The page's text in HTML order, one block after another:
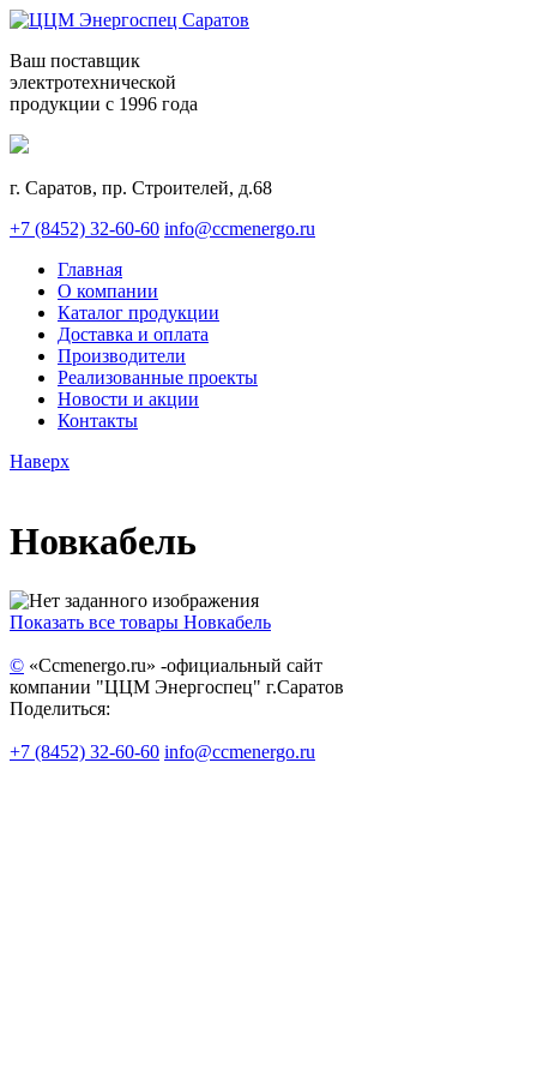
Ваш поставщик
электротехнической
продукции с 1996 года
г. Саратов, пр. Строителей, д.68
+7 (8452) 32-60-60 info@ccmenergo.ru
Главная
О компании
Каталог продукции
Доставка и оплата
Производители
Реализованные проекты
Новости и акции
Контакты
Наверх
Новкабель
Показать все товары Новкабель
© «Ccmenergo.ru» -официальный сайт
компании "ЦЦМ Энергоспец" г.Саратов
Поделиться:
+7 (8452) 32-60-60 info@ccmenergo.ru